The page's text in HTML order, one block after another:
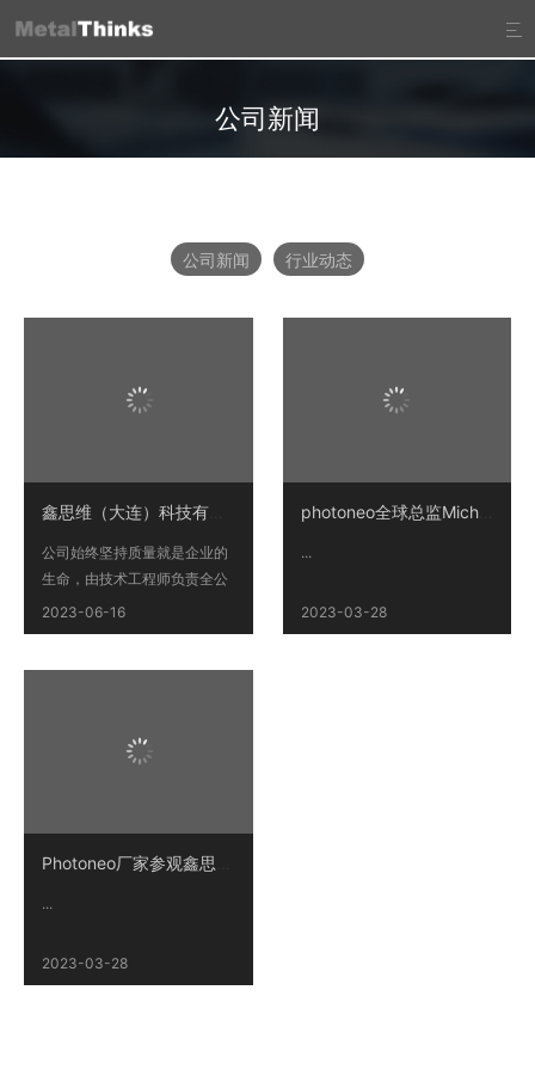

公司新闻
公司新闻 行业动态
公司始终坚持质量就是企业的
生命，由技术工程师负责全公
司的质量管理，公司已通过
ISO9001：2015国际质量管理
2023-06-16
photoneo全球总监Michalik先生及中国区总监Murgas先生莅临鑫思维
...
2023-03-28
...
2023-03-28